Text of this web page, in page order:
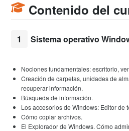
Contenido del
1 Sistema operativo
Nociones fundamentales: escritorio,
Creación de carpetas, unidades de
recuperar información.
Búsqueda de información.
Los accesorios de Windows: Editor de
Cómo copiar archivos.
El Explorador de Windows. Cómo